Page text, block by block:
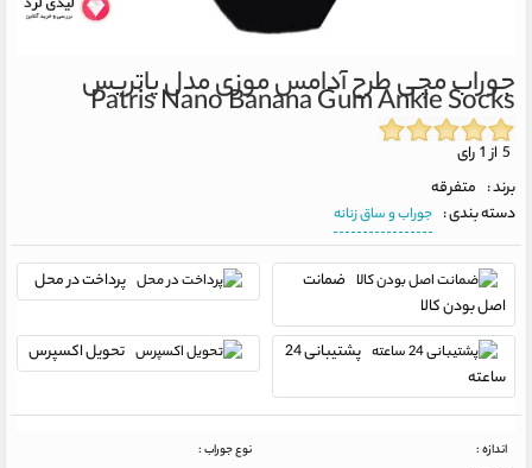
جوراب مچی طرح آدامس موزی مدل پاتریس
Patris Nano Banana Gum Ankle Socks
برند : متفرقه
دسته بندی : جوراب و ساق زنانه
ضمانت
اصل بودن کالا
پرداخت در محل
پشتیبانی 24
ساعته
تحویل اکسپرس
اندازه :
نوع جوراب :